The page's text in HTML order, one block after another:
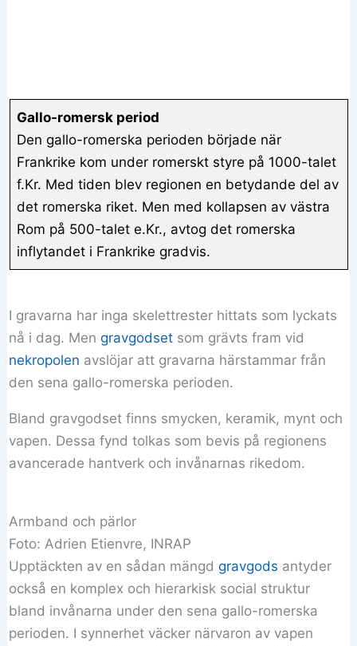
Gallo-romersk period
Den gallo-romerska perioden började när
Frankrike kom under romerskt styre på 1000-talet
f.Kr. Med tiden blev regionen en betydande del av
det romerska riket. Men med kollapsen av västra
Rom på 500-talet e.Kr., avtog det romerska
inflytandet i Frankrike gradvis.
I gravarna har inga skelettrester hittats som lyckats
nå i dag. Mengravgodset som grävts fram vid
nekropolen avslöjar att gravarna härstammar från
den sena gallo-romerska perioden.
Bland gravgodset finns smycken, keramik, mynt och
vapen. Dessa fynd tolkas som bevis på regionens
avancerade hantverk och invånarnas rikedom.
Armband och pärlor
Foto: Adrien Etienvre, INRAP
Upptäckten av en sådan mängdgravgods antyder
också en komplex och hierarkisk social struktur
bland invånarna under den sena gallo-romerska
perioden. I synnerhet väcker närvaron av vapen